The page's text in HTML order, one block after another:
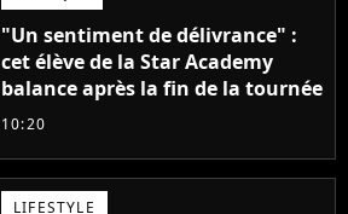
"Un sentiment de délivrance" :
cet élève de la Star Academy
balance après la fin de la tournée
10:20
LIFESTYLE